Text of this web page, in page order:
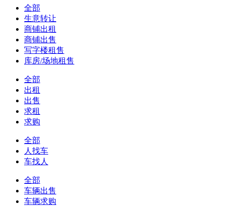
全部
生意转让
商铺出租
商铺出售
写字楼租售
库房/场地租售
全部
出租
出售
求租
求购
全部
人找车
车找人
全部
车辆出售
车辆求购